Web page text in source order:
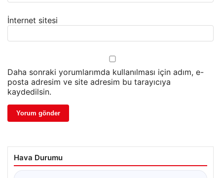
İnternet sitesi
Daha sonraki yorumlarımda kullanılması için adım, e-
posta adresim ve site adresim bu tarayıcıya
kaydedilsin.
Hava Durumu